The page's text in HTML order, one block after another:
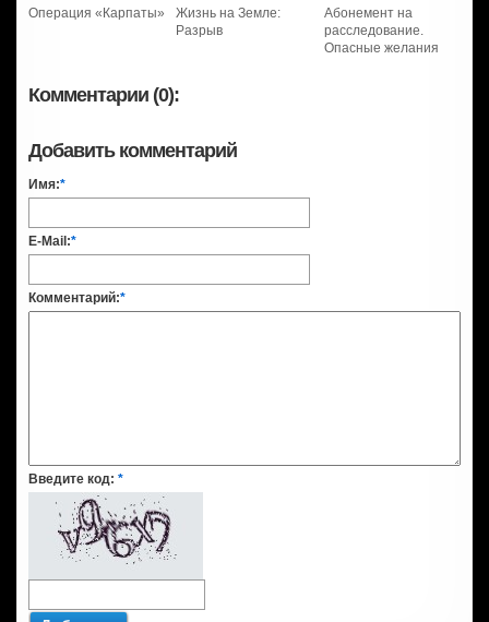
Операция «Карпаты»
Жизнь на Земле:
Разрыв
Абонемент на
расследование.
Опасные желания
Комментарии (0):
Добавить комментарий
Имя:*
E-Mail:*
Комментарий:*
Введите код: *